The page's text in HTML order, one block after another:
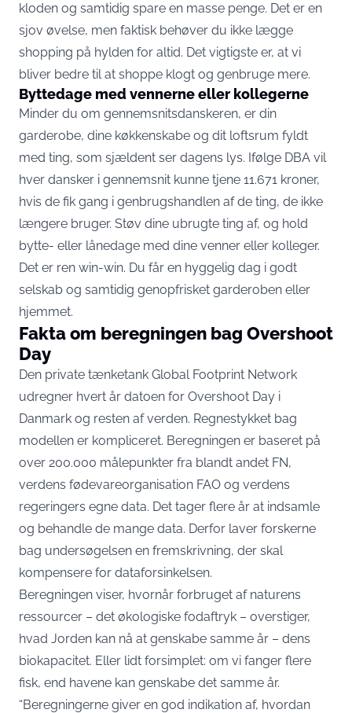
kloden og samtidig spare en masse penge. Det er en
sjov øvelse, men faktisk behøver du ikke lægge
shopping på hylden for altid. Det vigtigste er, at vi
bliver bedre til at shoppe klogt og genbruge mere.
Byttedage med vennerne eller kollegerne
Minder du om gennemsnitsdanskeren, er din
garderobe, dine køkkenskabe og dit loftsrum fyldt
med ting, som sjældent ser dagens lys. Ifølge DBA vil
hver dansker i gennemsnit kunne tjene 11.671 kroner,
hvis de fik gang i genbrugshandlen af de ting, de ikke
længere bruger. Støv dine ubrugte ting af, og hold
bytte- eller lånedage med dine venner eller kolleger.
Det er ren win-win. Du får en hyggelig dag i godt
selskab og samtidig genopfrisket garderoben eller
hjemmet.
Fakta om beregningen bag Overshoot
Day
Den private tænketank Global Footprint Network
udregner hvert år datoen for Overshoot Day i
Danmark og resten af verden. Regnestykket bag
modellen er kompliceret. Beregningen er baseret på
over 200.000 målepunkter fra blandt andet FN,
verdens fødevareorganisation FAO og verdens
regeringers egne data. Det tager flere år at indsamle
og behandle de mange data. Derfor laver forskerne
bag undersøgelsen en fremskrivning, der skal
kompensere for dataforsinkelsen.
Beregningen viser, hvornår forbruget af naturens
ressourcer – det økologiske fodaftryk – overstiger,
hvad Jorden kan nå at genskabe samme år – dens
biokapacitet. Eller lidt forsimplet: om vi fanger flere
fisk, end havene kan genskabe det samme år.
“Beregningerne giver en god indikation af, hvordan